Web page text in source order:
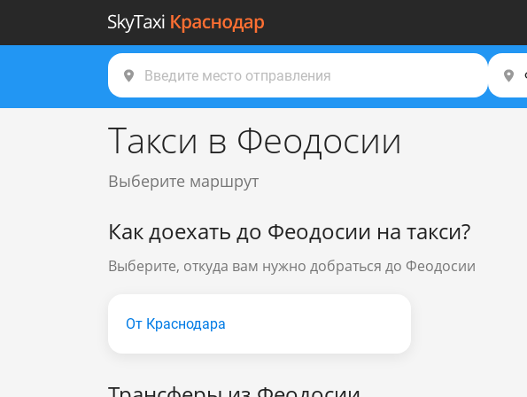
Такси в Феодосии
Выберите маршрут
Как доехать до Феодосии на такси?
Выберите, откуда вам нужно добраться до Феодосии
От Краснодара